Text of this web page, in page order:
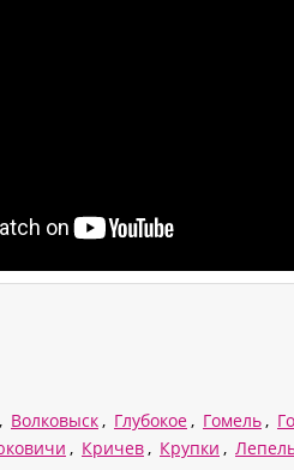
, Волковыск, Глубокое, Гомель,
, Кричев, Крупки ,